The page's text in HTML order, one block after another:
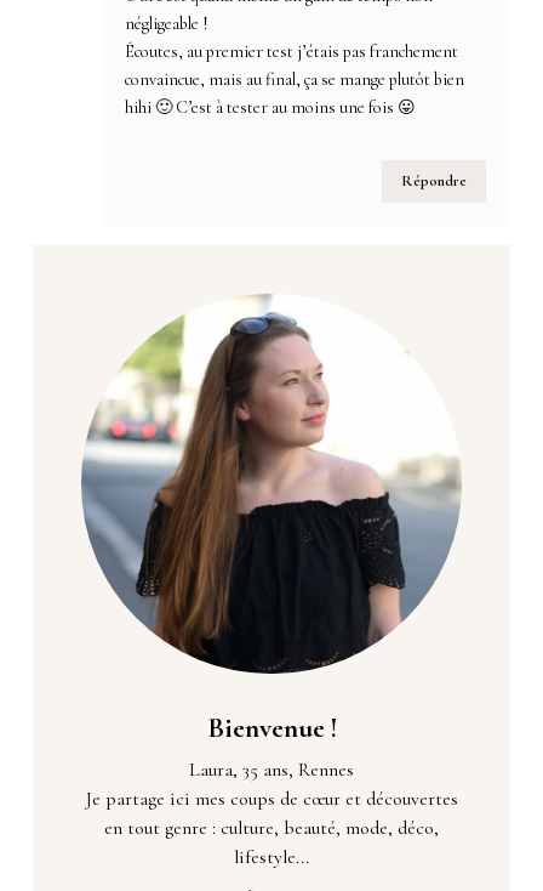
négligeable !
Écoutes, au premier test j’étais pas franchement
convaincue, mais au final, ça se mange plutôt bien
hihi 🙂 C’est à tester au moins une fois 😛
Répondre
Bienvenue !
Laura, 35 ans, Rennes
Je partage ici mes coups de cœur et découvertes
en tout genre : culture, beauté, mode, déco,
lifestyle...